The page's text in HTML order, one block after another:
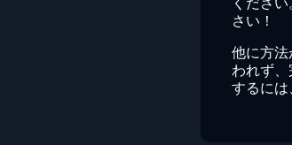
くださ
さい！
他に方
われず
するには